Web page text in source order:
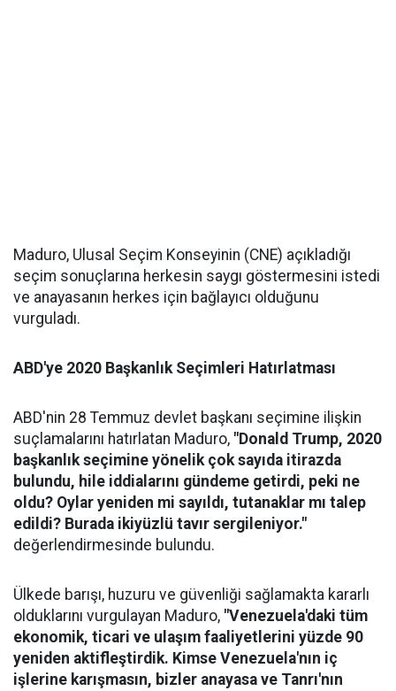
Maduro, Ulusal Seçim Konseyinin (CNE) açıkladığı
seçim sonuçlarına herkesin saygı göstermesini istedi
ve anayasanın herkes için bağlayıcı olduğunu
vurguladı.
ABD'ye 2020 Başkanlık Seçimleri Hatırlatması
ABD'nin 28 Temmuz devlet başkanı seçimine ilişkin
suçlamalarını hatırlatan Maduro, "Donald Trump, 2020
başkanlık seçimine yönelik çok sayıda itirazda
bulundu, hile iddialarını gündeme getirdi, peki ne
oldu? Oylar yeniden mi sayıldı, tutanaklar mı talep
edildi? Burada ikiyüzlü tavır sergileniyor."
değerlendirmesinde bulundu.
Ülkede barışı, huzuru ve güvenliği sağlamakta kararlı
olduklarını vurgulayan Maduro, "Venezuela'daki tüm
ekonomik, ticari ve ulaşım faaliyetlerini yüzde 90
yeniden aktifleştirdik. Kimse Venezuela'nın iç
işlerine karışmasın, bizler anayasa ve Tanrı'nın